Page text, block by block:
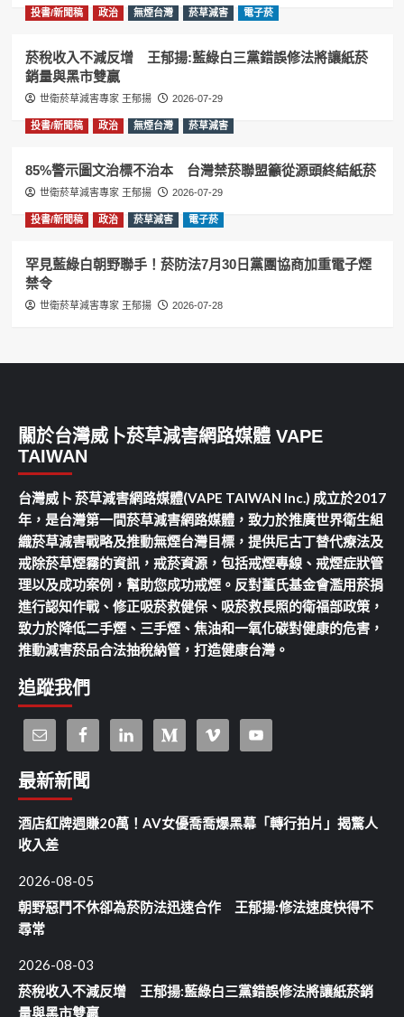
投書/新聞稿 政治 無煙台灣 菸草減害 電子菸
菸稅收入不減反增 王郁揚:藍綠白三黨錯誤修法將讓紙菸
銷量與黑市雙贏
世衛菸草減害專家 王郁揚 2026-07-29
投書/新聞稿 政治 無煙台灣 菸草減害
85%警示圖文治標不治本 台灣禁菸聯盟籲從源頭終結紙菸
世衛菸草減害專家 王郁揚 2026-07-29
投書/新聞稿 政治 菸草減害 電子菸
罕見藍綠白朝野聯手！菸防法7月30日黨團協商加重電子煙
禁令
世衛菸草減害專家 王郁揚 2026-07-28
關於台灣威卜菸草減害網路媒體 VAPE
TAIWAN
台灣威卜 菸草減害網路媒體(VAPE TAIWAN Inc.) 成立於2017
年，是台灣第一間菸草減害網路媒體，致力於推廣世界衛生組
織菸草減害戰略及推動無煙台灣目標，提供尼古丁替代療法及
戒除菸草煙霧的資訊，戒菸資源，包括戒煙專線、戒煙症狀管
理以及成功案例，幫助您成功戒煙。反對董氏基金會濫用菸捐
進行認知作戰、修正吸菸救健保、吸菸救長照的衛福部政策，
致力於降低二手煙、三手煙、焦油和一氧化碳對健康的危害，
推動減害菸品合法抽稅納管，打造健康台灣。
追蹤我們
最新新聞
酒店紅牌週賺20萬！AV女優喬喬爆黑幕「轉行拍片」揭驚人
收入差
2026-08-05
朝野惡鬥不休卻為菸防法迅速合作 王郁揚:修法速度快得不
尋常
2026-08-03
菸稅收入不減反增 王郁揚:藍綠白三黨錯誤修法將讓紙菸銷
量與黑市雙贏